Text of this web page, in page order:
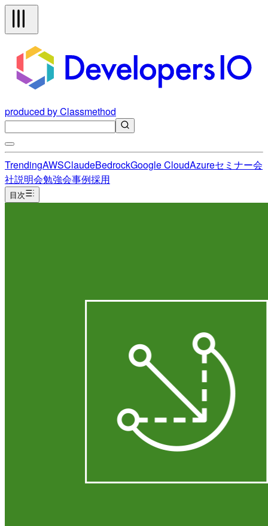
produced by Classmethod
TrendingAWSClaudeBedrockGoogle CloudAzureセミナー会
社説明会勉強会事例採用
目次